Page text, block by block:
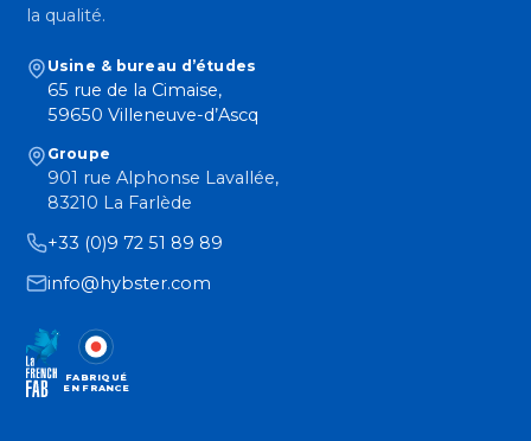
la qualité.
Usine & bureau d’études
65 rue de la Cimaise,
59650 Villeneuve-d’Ascq
Groupe
901 rue Alphonse Lavallée,
83210 La Farlède
+33 (0)9 72 51 89 89
info@hybster.com
FABRIQUÉ
EN FRANCE